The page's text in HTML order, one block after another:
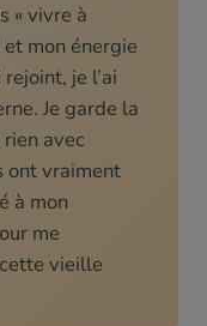
« vivre à
mon énergie
je l’ai
Je garde la
avec
ont vraiment
à mon
me
vieille